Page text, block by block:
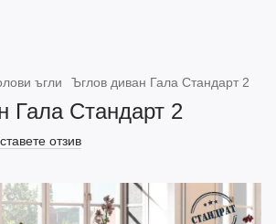
ъгли Ъглов диван Гала Стандарт 2
Гала Стандарт 2
отзив